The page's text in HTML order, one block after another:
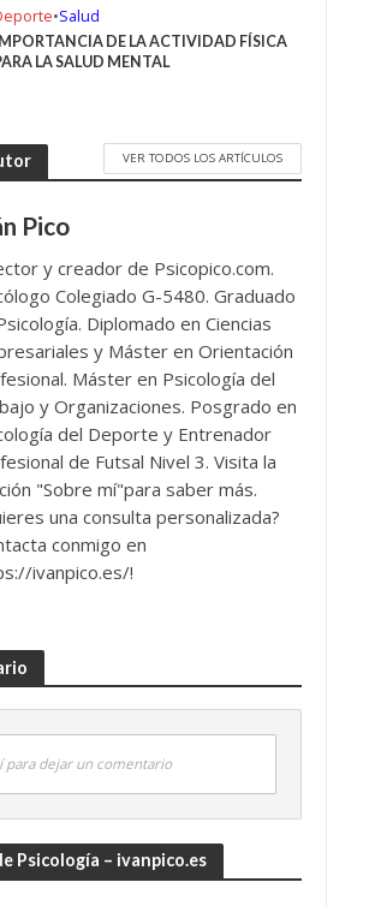
•Salud
DE LA ACTIVIDAD FÍSICA
LA SALUD MENTAL
VER TODOS LOS ARTÍCULOS
Pico
y creador de Psicopico.com.
Colegiado G-5480. Graduado
Diplomado en Ciencias
y Máster en Orientación
Máster en Psicología del
y Organizaciones. Posgrado en
del Deporte y Entrenador
de Futsal Nivel 3. Visita la
"Sobre mí"para saber más.
una consulta personalizada?
conmigo en
ivanpico.es/!
para dejar un comentario
Psicología – ivanpico.es